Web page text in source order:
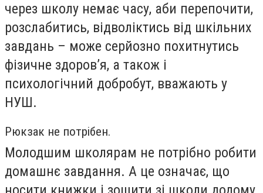
через школу немає часу, аби перепочити,
розслабитись, відволіктись від шкільних
завдань – може серйозно похитнутись
фізичне здоров’я, а також і
психологічний добробут, вважають у
НУШ.
Рюкзак не потрібен.
Молодшим школярам не потрібно робити
домашнє завдання. А це означає, що